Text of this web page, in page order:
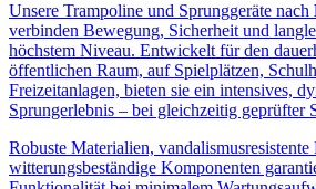
Unsere Trampoline und Sprunggeräte nach
verbinden Bewegung, Sicherheit und
höchstem Niveau. Entwickelt für den
öffentlichen Raum, auf Spielplätzen,
Freizeitanlagen, bieten sie ein intensives,
Sprungerlebnis – bei gleichzeitig geprüfter
Robuste Materialien,
witterungsbeständige Komponenten